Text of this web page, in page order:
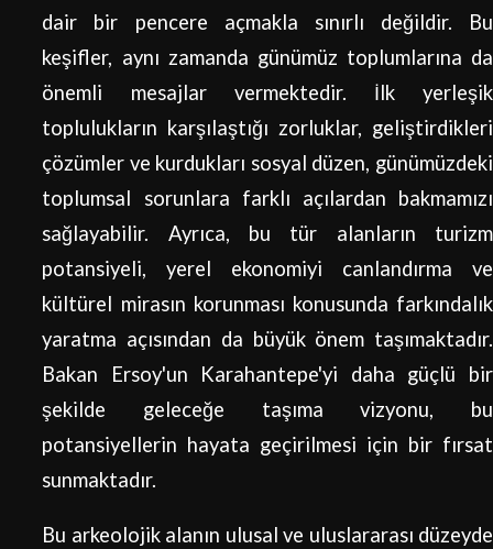
dair bir pencere açmakla sınırlı değildir. Bu
keşifler, aynı zamanda günümüz toplumlarına da
önemli mesajlar vermektedir. İlk yerleşik
toplulukların karşılaştığı zorluklar, geliştirdikleri
çözümler ve kurdukları sosyal düzen, günümüzdeki
toplumsal sorunlara farklı açılardan bakmamızı
sağlayabilir. Ayrıca, bu tür alanların turizm
potansiyeli, yerel ekonomiyi canlandırma ve
kültürel mirasın korunması konusunda farkındalık
yaratma açısından da büyük önem taşımaktadır.
Bakan Ersoy'un Karahantepe'yi daha güçlü bir
şekilde geleceğe taşıma vizyonu, bu
potansiyellerin hayata geçirilmesi için bir fırsat
sunmaktadır.
Bu arkeolojik alanın ulusal ve uluslararası düzeyde